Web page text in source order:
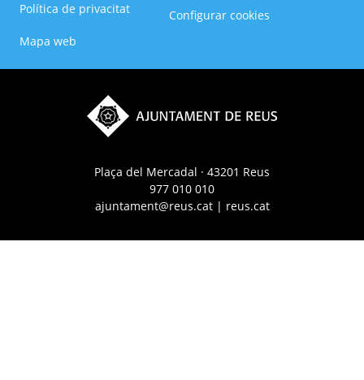
del
Política de privacitat
Configurar cookies
Mapa web
Plaça del Mercadal · 43201 Reus
977 010 010
ajuntament@reus.cat| reus.cat